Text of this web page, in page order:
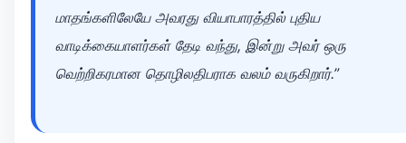
மாதங்களிலேயே அவரது வியாபாரத்தில் புதிய
வாடிக்கையாளர்கள் தேடி வந்து, இன்று அவர் ஒரு
வெற்றிகரமான தொழிலதிபராக வலம் வருகிறார்.”